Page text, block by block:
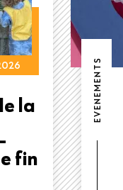
la
fin
EVENEMENTS